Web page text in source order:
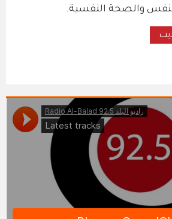
والصحة النفسية.